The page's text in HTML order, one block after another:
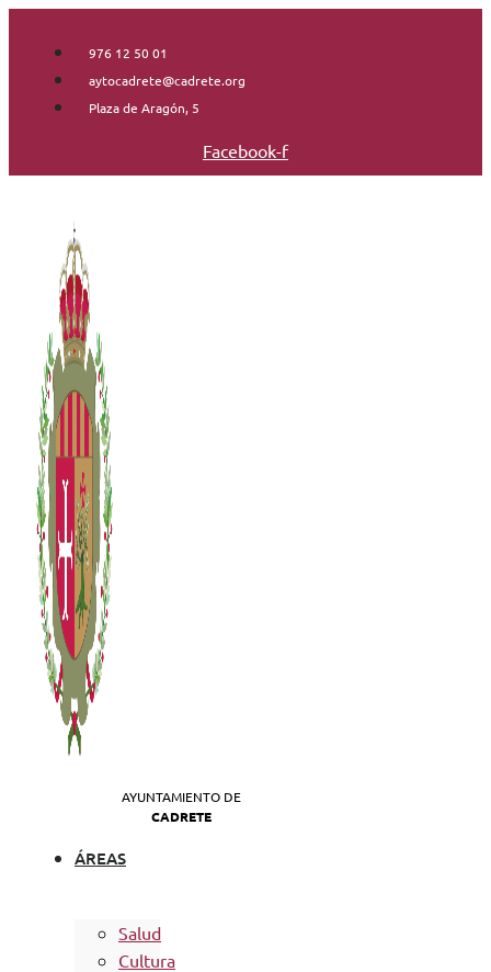
contenido
976 12 50 01
aytocadrete@cadrete.org
Plaza de Aragón, 5
Facebook-f
AYUNTAMIENTO DE
CADRETE
ÁREAS
Salud
Cultura